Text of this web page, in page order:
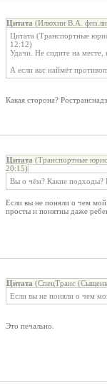
Цитата (Илюхин В.А.
Цитата (Транспортные
12:12)
Удачи. Не сидите на месте,
А если вас наймёт
Какая сторона?
Цитата (Транспортные
20:15)
Вы о чём? Какие подходы?
Если вы не поняли о чем
просты и понятны даже
Цитата (СпецТранс
Если вы не поняли о чем
Это печально.